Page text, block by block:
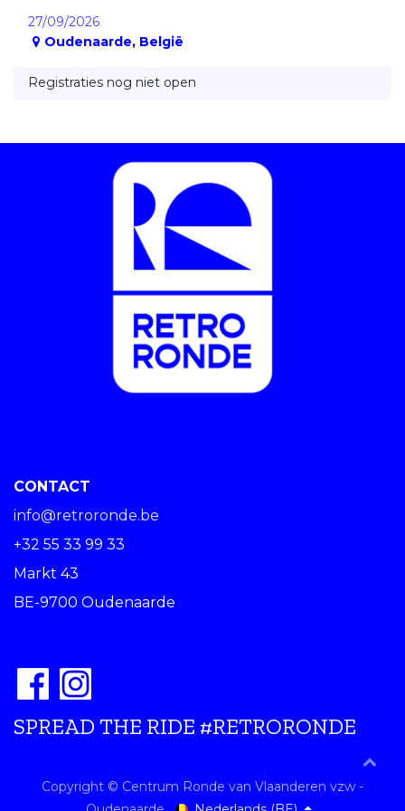
27/09/2026
Oudenaarde, België
Registraties nog niet open
CONTACT
info@retroronde.be
+32 55 33 99 33
Markt 43
BE-9700 Oudenaarde
SPREAD THE RIDE #RETRORONDE
Copyright © Centrum Ronde van Vlaanderen vzw -